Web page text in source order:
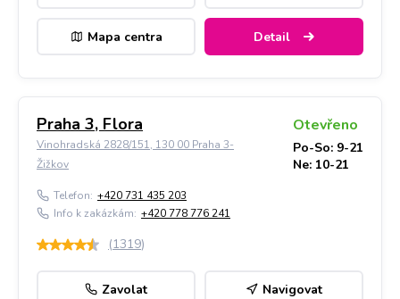
Mapa centra Detail
Praha 3, Flora
Vinohradská 2828/151, 130 00 Praha 3-
Žižkov
Otevřeno
Po-So: 9-21
Ne: 10-21
Telefon: +420 731 435 203
Info k zakázkám: +420 778 776 241
(1319)
Zavolat Navigovat